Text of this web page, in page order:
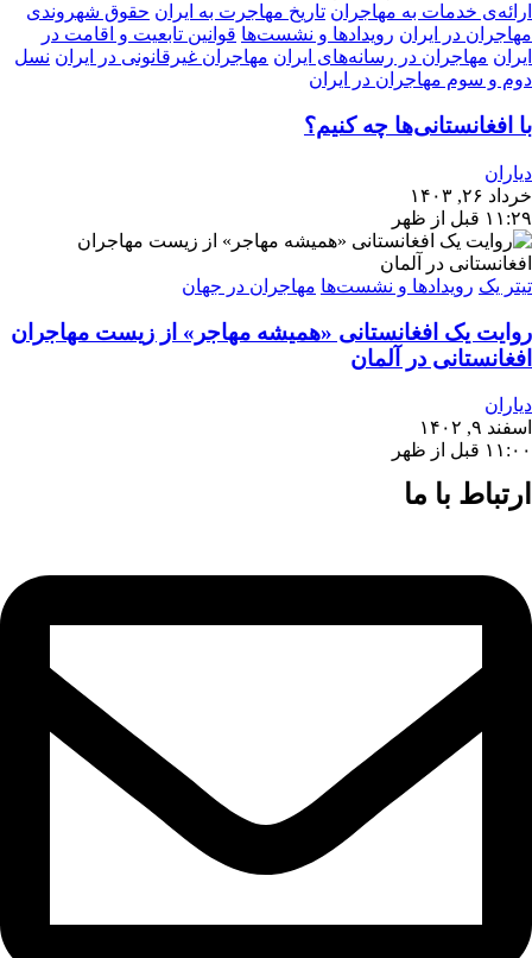
ارائه‌ی خدمات به مهاجران تاریخ مهاجرت به ایران حقوق شهروندی
مهاجران در ایران رویدادها و نشست‌ها قوانین تابعیت و اقامت در
ایران مهاجران در رسانه‌های ایران مهاجران غیرقانونی در ایران نسل
دوم و سوم مهاجران در ایران
با افغانستانی‌ها چه کنیم؟
دیاران
خرداد ۲۶, ۱۴۰۳
۱۱:۲۹ قبل از ظهر
تیتر یک رویدادها و نشست‌ها مهاجران در جهان
روایت یک افغانستانی «همیشه مهاجر» از زیست مهاجران
افغانستانی در آلمان
دیاران
اسفند ۹, ۱۴۰۲
۱۱:۰۰ قبل از ظهر
ارتباط با ما